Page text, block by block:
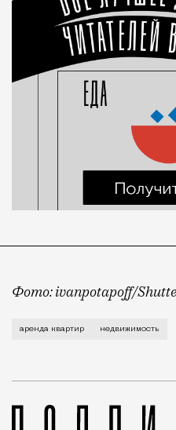
Фото: ivanpotapoff/
За какую минимальную
аренда квартир недвижимость